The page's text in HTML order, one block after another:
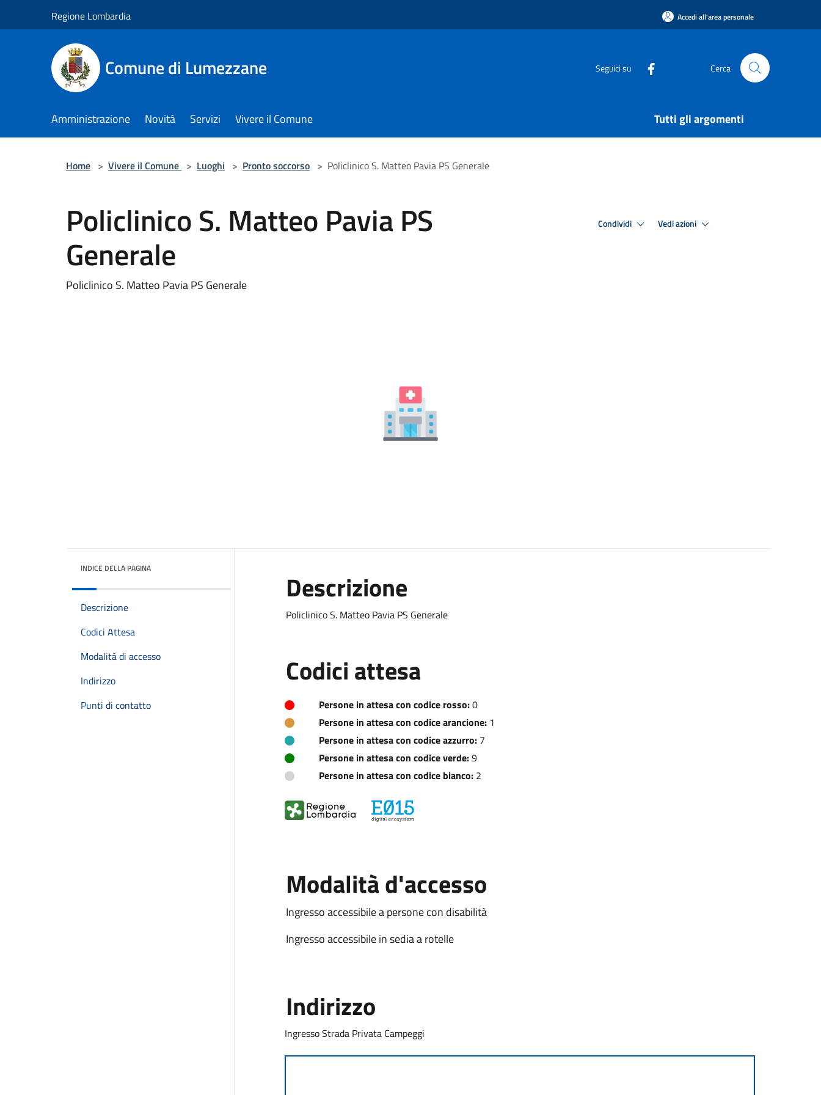
Regione Lombardia Accedi all'area personale
Comune di Lumezzane Seguici su Cerca
Amministrazione Novità Servizi Vivere il Comune Tutti gli argomenti
Home > Vivere il Comune > Luoghi > Pronto soccorso > Policlinico S. Matteo Pavia PS Generale
Policlinico S. Matteo Pavia PS
Generale
Policlinico S. Matteo Pavia PS Generale
Condividi Vedi azioni
INDICE DELLA PAGINA
Descrizione
Codici Attesa
Modalità di accesso
Indirizzo
Punti di contatto
Descrizione
Policlinico S. Matteo Pavia PS Generale
Codici attesa
Persone in attesa con codice rosso:0
Persone in attesa con codice arancione:1
Persone in attesa con codice azzurro:7
Persone in attesa con codice verde:9
Persone in attesa con codice bianco:2
Modalità d'accesso
Ingresso accessibile a persone con disabilità
Ingresso accessibile in sedia a rotelle
Indirizzo
Ingresso Strada Privata Campeggi